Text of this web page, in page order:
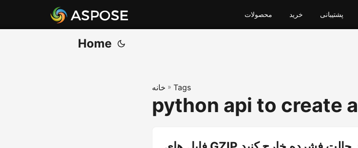
محصولات خرید پشتیبانی
Home
خانه » Tags
python api to create